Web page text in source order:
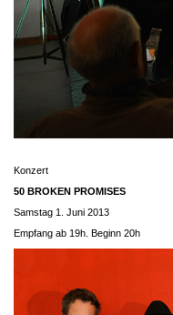
Konzert
50 BROKEN PROMISES
Samstag 1. Juni 2013
Empfang ab 19h. Beginn 20h